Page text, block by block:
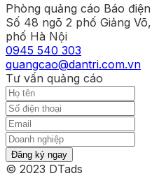
Phòng quảng cáo Báo
Số 48 ngõ 2 phố Giảng
phố Hà Nội
0945 540 303
quangcao@dantri.com.vn
Tư vấn quảng cáo
Đăng ký ngay
© 2023 DTads